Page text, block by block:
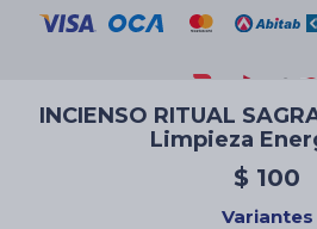
INCIENSO RITUAL
Limpieza
$ 100
Variantes
© Copyright 2026 / La Casa de las Velas